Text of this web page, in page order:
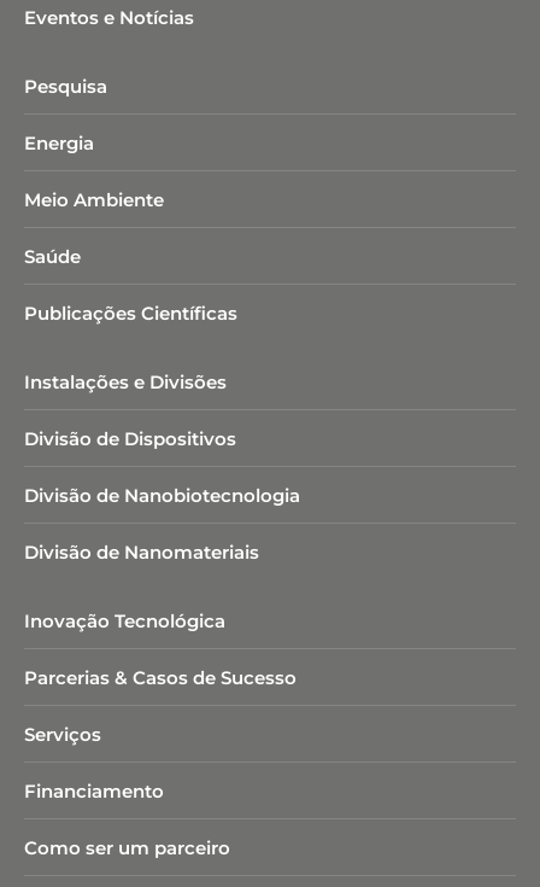
Eventos e Notícias
Pesquisa
Energia
Meio Ambiente
Saúde
Publicações Científicas
Instalações e Divisões
Divisão de Dispositivos
Divisão de Nanobiotecnologia​
Divisão de Nanomateriais
Inovação Tecnológica
Parcerias & Casos de Sucesso
Serviços
Financiamento
Como ser um parceiro